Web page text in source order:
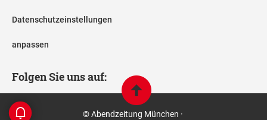
Datenschutzeinstellungen
anpassen
Folgen Sie uns auf:
© Abendzeitung München ·